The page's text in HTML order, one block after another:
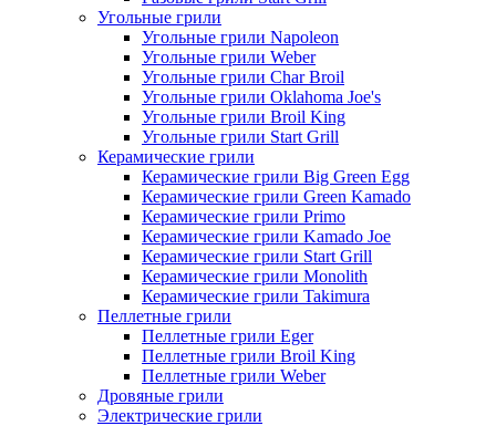
Угольные грили
Угольные грили Napoleon
Угольные грили Weber
Угольные грили Char Broil
Угольные грили Oklahoma Joe's
Угольные грили Broil King
Угольные грили Start Grill
Керамические грили
Керамические грили Big Green Egg
Керамические грили Green Kamado
Керамические грили Primo
Керамические грили Kamado Joe
Керамические грили Start Grill
Керамические грили Monolith
Керамические грили Takimura
Пеллетные грили
Пеллетные грили Eger
Пеллетные грили Broil King
Пеллетные грили Weber
Дровяные грили
Электрические грили